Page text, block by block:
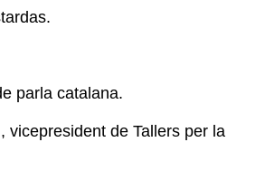
parla catalana.
vicepresident de Tallers per la